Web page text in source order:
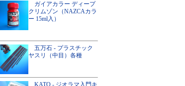
ガイアカラー ディープ
クリムゾン（NAZCAカラ
ー 15ml入）
五万石 - プラスチック
ヤスリ（中目）各種
KATO - ジオラマ入門キ